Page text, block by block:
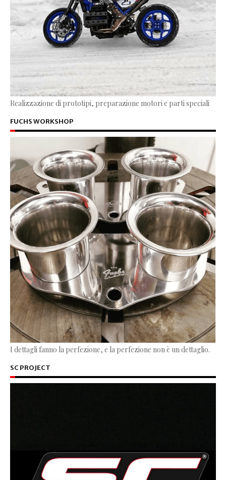
Realizzazione di prototipi, preparazione motori e parti speciali
FUCHS WORKSHOP
I dettagli fanno la perfezione, e la perfezione non è un dettaglio.
SC PROJECT